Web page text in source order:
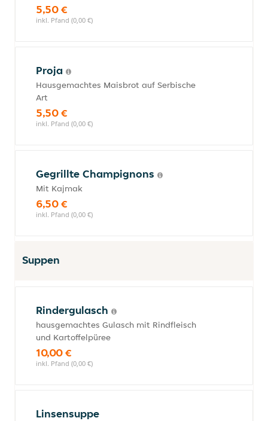
5,50 €
inkl. Pfand (0,00 €)
Proja
Hausgemachtes Maisbrot auf Serbische
Art
5,50 €
inkl. Pfand (0,00 €)
Gegrillte Champignons
Mit Kajmak
6,50 €
inkl. Pfand (0,00 €)
Suppen
Rindergulasch
hausgemachtes Gulasch mit Rindfleisch
und Kartoffelpüree
10,00 €
inkl. Pfand (0,00 €)
Linsensuppe